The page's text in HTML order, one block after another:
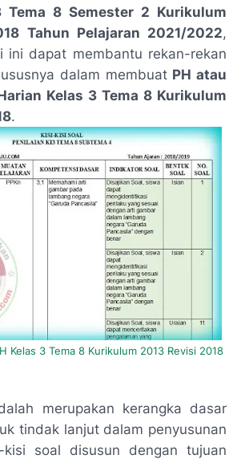
Tema 8 Semester 2 Kurikulum
Tahun Pelajaran 2021/2022,
ini dapat membantu rekan-rekan
dalam membuat PH atau
Kelas 3 Tema 8 Kurikulum
.
Kelas 3 Tema 8 Kurikulum 2013 Revisi 2018
merupakan kerangka dasar
tindak lanjut dalam penyusunan
soal disusun dengan tujuan